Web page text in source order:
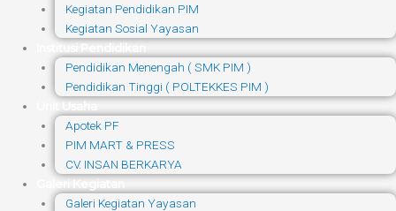
Kegiatan Pendidikan PIM
Kegiatan Sosial Yayasan
Institusi Pendidikan
Pendidikan Menengah ( SMK PIM )
Pendidikan Tinggi ( POLTEKKES PIM )
Unit Usaha
Apotek PF
PIM MART & PRESS
CV. INSAN BERKARYA
Galeri Kegiatan
Galeri Kegiatan Yayasan